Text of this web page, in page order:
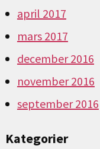
april 2017
mars 2017
december 2016
november 2016
september 2016
Kategorier